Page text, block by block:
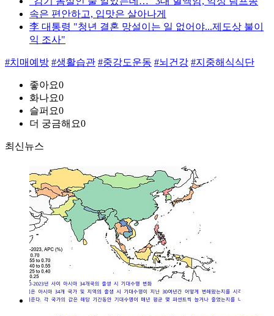
속은 편안하고, 입맛은 살아나게
李 대통령 "청년 결혼 망설이는 일 없어야...제도상 불이
익 조사"
#치매예방 #생활습관 #중강도운동 #뇌건강 #지중해식식단
좋아요0
화나요0
슬퍼요0
더 궁금해요0
최신뉴스